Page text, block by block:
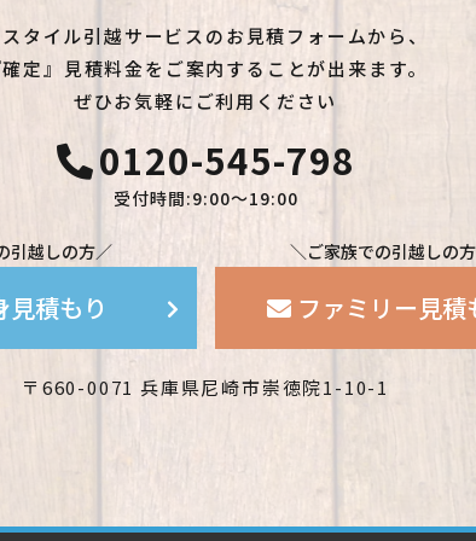
スタイル引越サービスのお見積フォームから、
確定』見積料金をご案内することが出来ます。
ぜひお気軽にご利用ください
0120-545-798
受付時間:9:00〜19:00
引越しの方／
見積もり
＼ご家族での引越しの
ファミリー見積
〒660-0071 兵庫県尼崎市崇徳院1-10-1